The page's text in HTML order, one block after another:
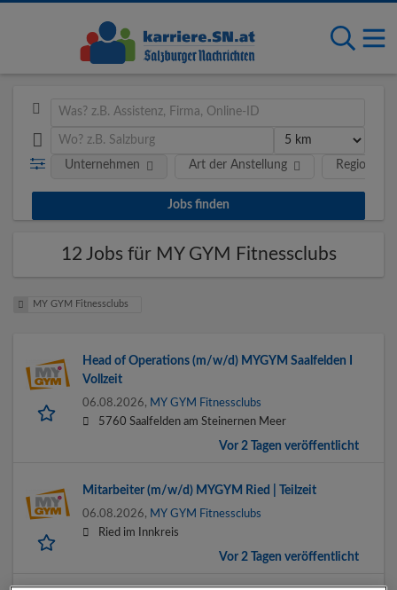
Art der Anstellung
Unternehmen Region
12 Jobs für MY GYM Fitnessclubs
MY GYM Fitnessclubs
Head of Operations (m/w/d) MYGYM Saalfelden I
Vollzeit
06.08.2026, MY GYM Fitnessclubs
5760 Saalfelden am Steinernen Meer
Vor 2 Tagen veröffentlicht
Mitarbeiter (m/w/d) MYGYM Ried | Teilzeit
06.08.2026, MY GYM Fitnessclubs
Ried im Innkreis
Vor 2 Tagen veröffentlicht